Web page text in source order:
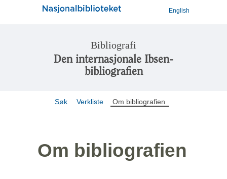
English
Bibliografi
Den internasjonale Ibsen-
bibliografien
Søk Verkliste Om bibliografien
Om bibliografien